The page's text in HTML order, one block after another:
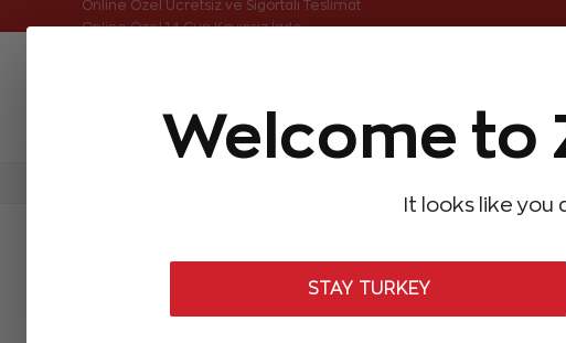
Welcome to
It looks like you
STAY TURKEY
Online Özel Ücretsiz ve Sigortalı Teslimat
Aynı Gün Kargo Çok Satanlar